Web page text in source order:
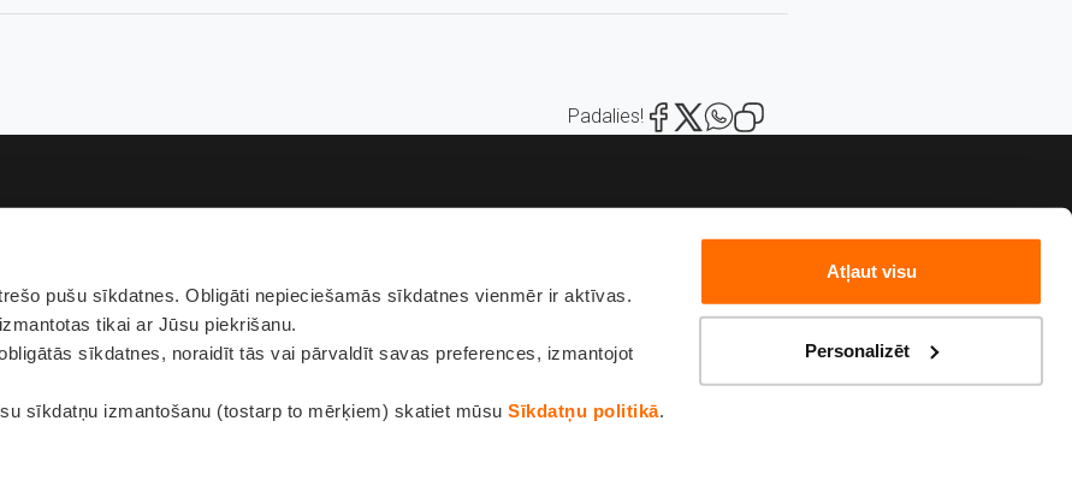
pušu sīkdatnes. Obligāti nepieciešamās sīkdatnes vienmēr ir aktīvas.
tikai ar Jūsu piekrišanu.
sīkdatnes, noraidīt tās vai pārvaldīt savas preferences, izmantojot
sīkdatņu izmantošanu (tostarp to mērķiem) skatiet mūsuSīkdatņu politikā.
Atļaut visu
Personalizēt
Padalies!
Piesakies 82222